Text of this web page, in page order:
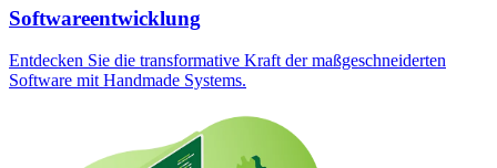
Softwareentwicklung
Entdecken Sie die transformative Kraft der maßgeschneiderten
Software mit Handmade Systems.